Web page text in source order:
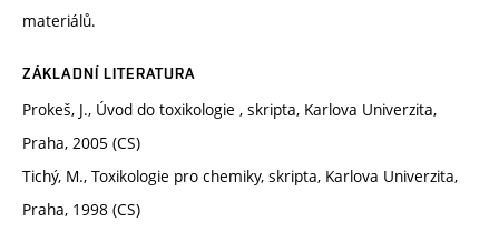
materiálů.
ZÁKLADNÍ LITERATURA
Prokeš, J., Úvod do toxikologie , skripta, Karlova Univerzita,
Praha, 2005 (CS)
Tichý, M., Toxikologie pro chemiky, skripta, Karlova Univerzita,
Praha, 1998 (CS)